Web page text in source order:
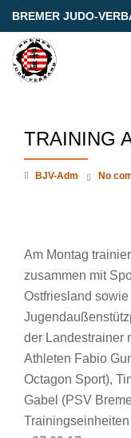
content
BREMER JUDO-
TRAINING
BJV-Adm No
Am Montag
zusammen mit
Ostfriesland
der Landestrainer
Athleten Fabio
Octagon Sport),
Gabel (PSV